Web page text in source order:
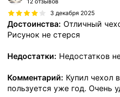
3 декабря 2025
Достоинства: Отличный
Рисунок не стерся
Недостатки: Недостатков
Комментарий: Купил чехол
пользуется уже год. Очень